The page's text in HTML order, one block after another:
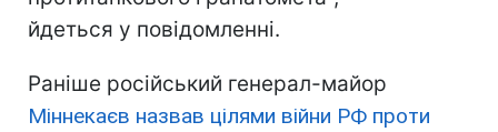
йдеться у повідомленні.
Раніше російський генерал-майор
Міннекаєв назвав цілями війни РФ проти